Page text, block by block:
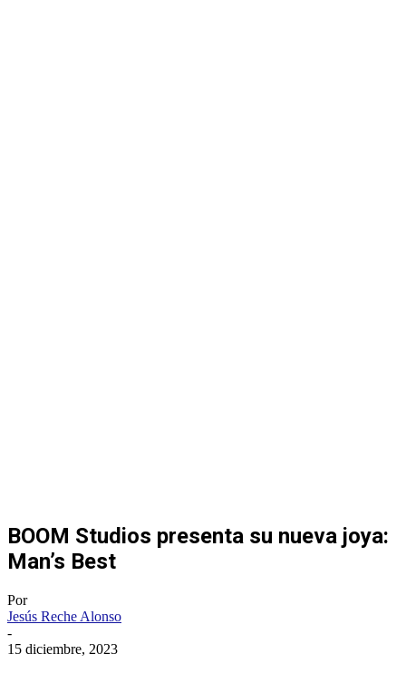
BOOM Studios presenta su nueva joya:
Man’s Best
Por
Jesús Reche Alonso
-
15 diciembre, 2023